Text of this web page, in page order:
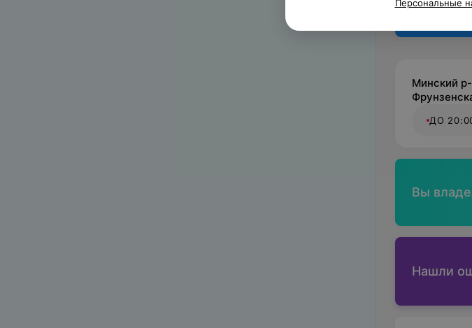
Минский
ДО
Вы
Нашли
Персональные